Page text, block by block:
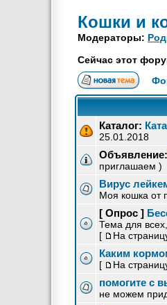
Кошки и
Модераторы:
Сейчас этот
Каталог:
25.01.2018
Объявление:
приглашаем )
Вирус
Моя кошка от
[ Опрос ]
Тема для
[
На
Каким
[ На
помогите с
не можем